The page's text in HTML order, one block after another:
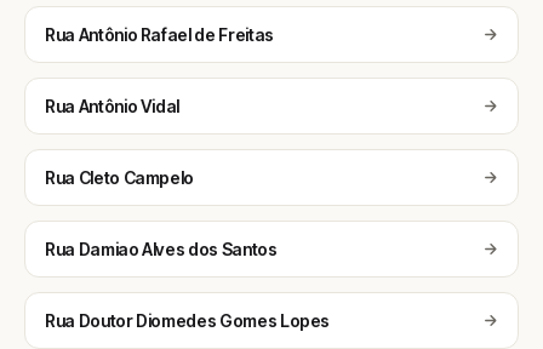
Rua Antônio Rafael de Freitas
Rua Antônio Vidal
Rua Cleto Campelo
Rua Damiao Alves dos Santos
Rua Doutor Diomedes Gomes Lopes